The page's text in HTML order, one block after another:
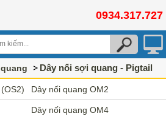
0934.317.727
Dây nối sợi quang - Pigtail
Dây nối quang OM2
Dây nối quang OM4